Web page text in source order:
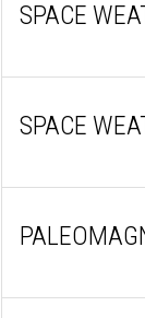
SPACE
SPACE